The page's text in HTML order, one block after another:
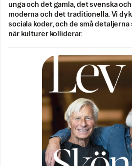
unga och det gamla, det svenska
moderna och det traditionella. Vi
sociala koder, och de små
när kulturer kolliderar.